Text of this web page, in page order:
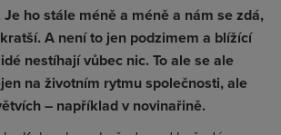
ho stále méně a méně a nám se zdá,
A není to jen podzimem a blížící
nestíhají vůbec nic. To ale se ale
na životním rytmu společnosti, ale
– například v novinařině.